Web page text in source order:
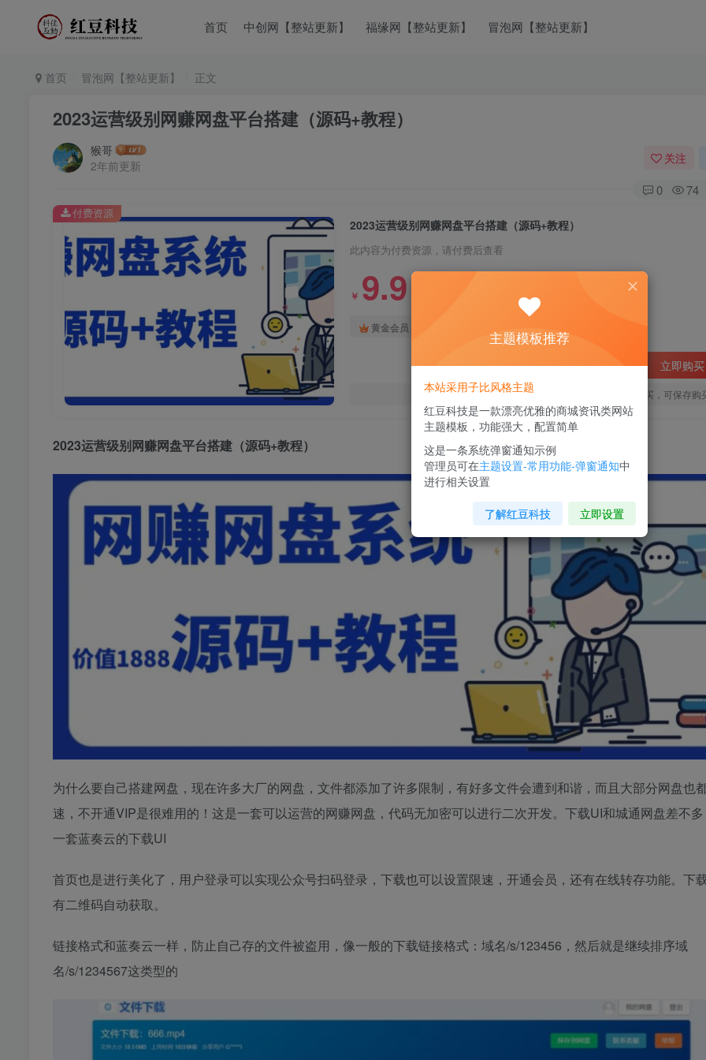
首页 中创网【整站更新】 福缘网【整站更新】 冒泡网【整站更新】
首页 冒泡网【整站更新】 正文
2023运营级别网赚网盘平台搭建（源码+教程）
猴哥
2年前更新
关注
0 74
2023运营级别网赚网盘平台搭建（源码+教程）
此内容为付费资源，请付费后查看
￥ 9.9
黄金会员
立即购买
您当前未登录！建议登陆后购买，可保存购
付费资源
2023运营级别网赚网盘平台搭建（源码+教程）
为什么要自己搭建网盘，现在许多大厂的网盘，文件都添加了许多限制，有好多文件会遭到和谐，而且大部分网盘也
速，不开通VIP是很难用的！这是一套可以运营的网赚网盘，代码无加密可以进行二次开发。下载UI和城通网盘差不
一套蓝奏云的下载UI
首页也是进行美化了，用户登录可以实现公众号扫码登录，下载也可以设置限速，开通会员，还有在线转存功能。下
有二维码自动获取。
链接格式和蓝奏云一样，防止自己存的文件被盗用，像一般的下载链接格式：域名/s/123456，然后就是继续排序域
名/s/1234567这类型的
主题模板推荐
本站采用子比风格主题
红豆科技是一款漂亮优雅的商城资讯类网站
主题模板，功能强大，配置简单
这是一条系统弹窗通知示例
管理员可在主题设置-常用功能-弹窗通知中
进行相关设置
了解红豆科技 立即设置